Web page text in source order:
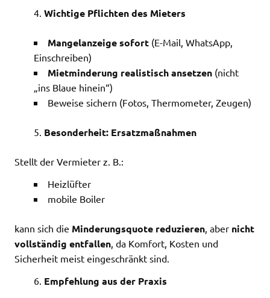
Wichtige Pflichten des Mieters
Mangelanzeige sofort (E-Mail, WhatsApp,
Einschreiben)
Mietminderung realistisch ansetzen (nicht
„ins Blaue hinein“)
Beweise sichern (Fotos, Thermometer, Zeugen)
Besonderheit: Ersatzmaßnahmen
Stellt der Vermieter z. B.:
Heizlüfter
mobile Boiler
kann sich die Minderungsquote reduzieren , aber nicht
vollständig entfallen , da Komfort, Kosten und
Sicherheit meist eingeschränkt sind.
Empfehlung aus der Praxis